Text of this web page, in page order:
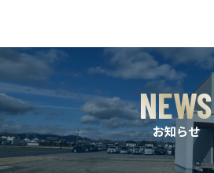
NEWS
お知らせ